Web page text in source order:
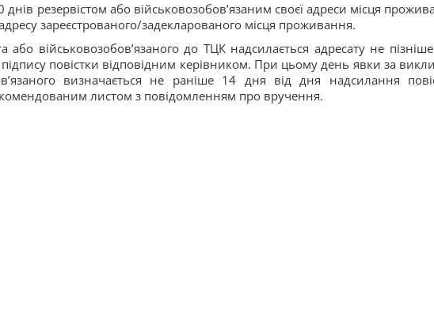
резервістом або військовозобов’язаним своєї адреси місця
зареєстрованого/задекларованого місця проживання.
або військовозобов’язаного до ТЦК надсилається адресату не
повістки відповідним керівником. При цьому день явки за
визначається не раніше 14 дня від дня надсилання
листом з повідомленням про вручення.